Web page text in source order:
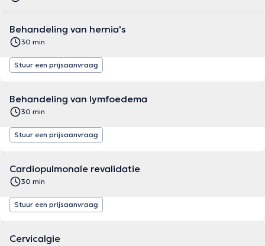
Behandeling van hernia's
30 min
Stuur een prijsaanvraag
Behandeling van lymfoedema
30 min
Stuur een prijsaanvraag
Cardiopulmonale revalidatie
30 min
Stuur een prijsaanvraag
Cervicalgie